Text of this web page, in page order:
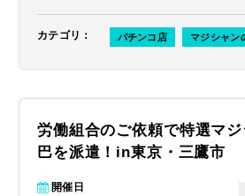
カテゴリ ： パチンコ店 マジシャン
労働組合のご依頼で特選マ
巴を派遣！in東京・三鷹市
開催日